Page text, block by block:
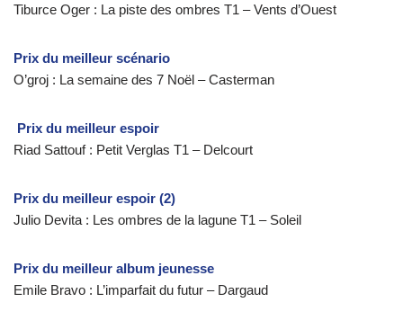
Tiburce Oger : La piste des ombres T1 – Vents d’Ouest
Prix du meilleur scénario
O’groj : La semaine des 7 Noël – Casterman
Prix du meilleur espoir
Riad Sattouf : Petit Verglas T1 – Delcourt
Prix du meilleur espoir (2)
Julio Devita : Les ombres de la lagune T1 – Soleil
Prix du meilleur album jeunesse
Emile Bravo : L’imparfait du futur – Dargaud